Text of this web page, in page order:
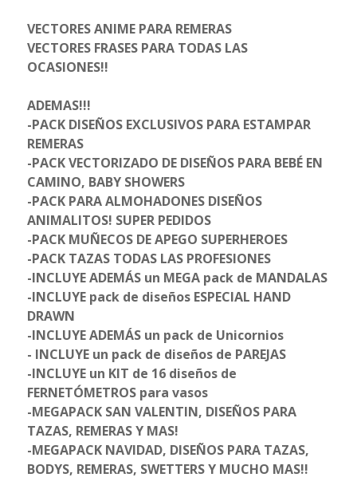
VECTORES ANIME PARA REMERAS
VECTORES FRASES PARA TODAS LAS
OCASIONES!!
ADEMAS!!!
-PACK DISEÑOS EXCLUSIVOS PARA ESTAMPAR
REMERAS
-PACK VECTORIZADO DE DISEÑOS PARA BEBÉ EN
CAMINO, BABY SHOWERS
-PACK PARA ALMOHADONES DISEÑOS
ANIMALITOS! SUPER PEDIDOS
-PACK MUÑECOS DE APEGO SUPERHEROES
-PACK TAZAS TODAS LAS PROFESIONES
-INCLUYE ADEMÁS un MEGA pack de MANDALAS
-INCLUYE pack de diseños ESPECIAL HAND
DRAWN
-INCLUYE ADEMÁS un pack de Unicornios
- INCLUYE un pack de diseños de PAREJAS
-INCLUYE un KIT de 16 diseños de
FERNETÓMETROS para vasos
-MEGAPACK SAN VALENTIN, DISEÑOS PARA
TAZAS, REMERAS Y MAS!
-MEGAPACK NAVIDAD, DISEÑOS PARA TAZAS,
BODYS, REMERAS, SWETTERS Y MUCHO MAS!!